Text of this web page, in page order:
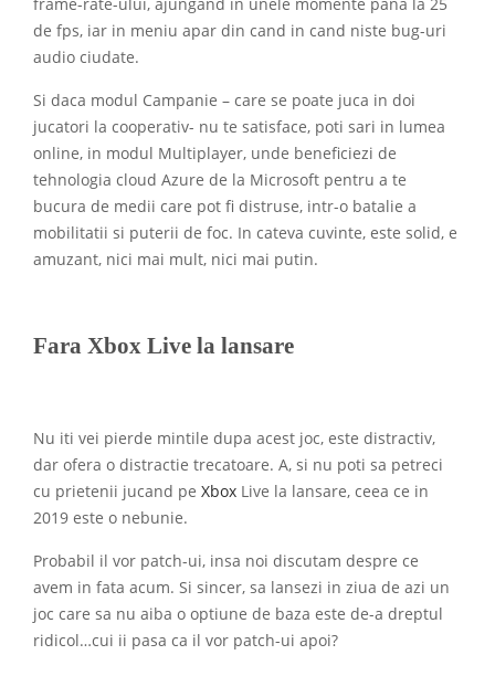
frame-rate-ului, ajungand in unele momente pana la 25
de fps, iar in meniu apar din cand in cand niste bug-uri
audio ciudate.
Si daca modul Campanie – care se poate juca in doi
jucatori la cooperativ- nu te satisface, poti sari in lumea
online, in modul Multiplayer, unde beneficiezi de
tehnologia cloud Azure de la Microsoft pentru a te
bucura de medii care pot fi distruse, intr-o batalie a
mobilitatii si puterii de foc. In cateva cuvinte, este solid, e
amuzant, nici mai mult, nici mai putin.
Fara Xbox Live la lansare
Nu iti vei pierde mintile dupa acest joc, este distractiv,
dar ofera o distractie trecatoare. A, si nu poti sa petreci
cu prietenii jucand pe Xbox Live la lansare, ceea ce in
2019 este o nebunie.
Probabil il vor patch-ui, insa noi discutam despre ce
avem in fata acum. Si sincer, sa lansezi in ziua de azi un
joc care sa nu aiba o optiune de baza este de-a dreptul
ridicol…cui ii pasa ca il vor patch-ui apoi?